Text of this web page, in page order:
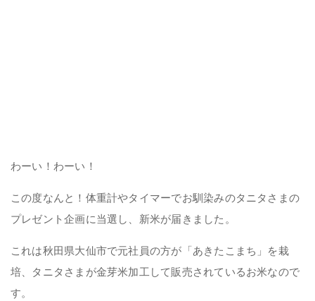
わーい！わーい！
この度なんと！体重計やタイマーでお馴染みのタニタさまの
プレゼント企画に当選し、新米が届きました。
これは秋田県大仙市で元社員の方が「あきたこまち」を栽
培、タニタさまが金芽米加工して販売されているお米なので
す。